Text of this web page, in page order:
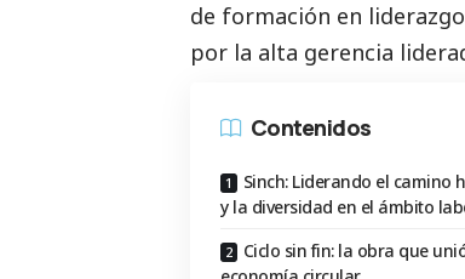
de formación en
por la alta gerencia
Contenidos
Sinch: Liderando el camino
y la diversidad en el ámbito
Ciclo sin fin: la obra que